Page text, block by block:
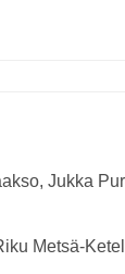
Jukka
Metsä-